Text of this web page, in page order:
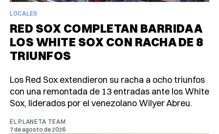
LOCALES
RED SOX COMPLETAN BARRIDA A
LOS WHITE SOX CON RACHA DE 8
TRIUNFOS
Los Red Sox extendieron su racha a ocho triunfos
con una remontada de 13 entradas ante los White
Sox, liderados por el venezolano Wilyer Abreu.
EL PLANETA TEAM
7 de agosto de 2026